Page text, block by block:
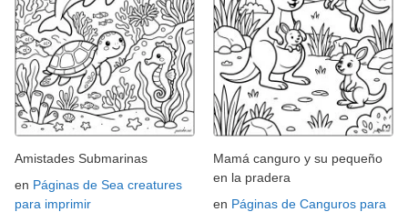
Amistades Submarinas
en Páginas de Sea creatures
para imprimir
Mamá canguro y su pequeño
en la pradera
en Páginas de Canguros para